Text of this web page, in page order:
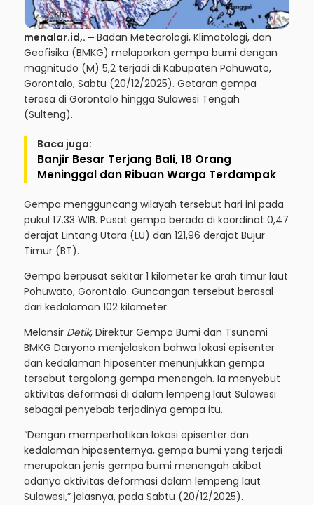
menalar.id,. – Badan Meteorologi, Klimatologi, dan
Geofisika (BMKG) melaporkan gempa bumi dengan
magnitudo (M) 5,2 terjadi di Kabupaten Pohuwato,
Gorontalo, Sabtu (20/12/2025). Getaran gempa
terasa di Gorontalo hingga Sulawesi Tengah
(Sulteng).
Baca juga:
Banjir Besar Terjang Bali, 18 Orang
Meninggal dan Ribuan Warga Terdampak
Gempa mengguncang wilayah tersebut hari ini pada
pukul 17.33 WIB. Pusat gempa berada di koordinat 0,47
derajat Lintang Utara (LU) dan 121,96 derajat Bujur
Timur (BT).
Gempa berpusat sekitar 1 kilometer ke arah timur laut
Pohuwato, Gorontalo. Guncangan tersebut berasal
dari kedalaman 102 kilometer.
Melansir Detik, Direktur Gempa Bumi dan Tsunami
BMKG Daryono menjelaskan bahwa lokasi episenter
dan kedalaman hiposenter menunjukkan gempa
tersebut tergolong gempa menengah. Ia menyebut
aktivitas deformasi di dalam lempeng laut Sulawesi
sebagai penyebab terjadinya gempa itu.
“Dengan memperhatikan lokasi episenter dan
kedalaman hiposenternya, gempa bumi yang terjadi
merupakan jenis gempa bumi menengah akibat
adanya aktivitas deformasi dalam lempeng laut
Sulawesi,” jelasnya, pada Sabtu (20/12/2025).